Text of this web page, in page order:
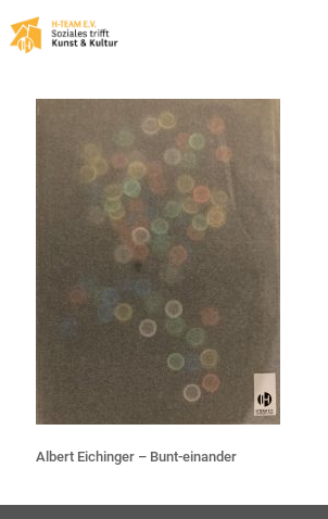
Albert Eichinger – Bunt-einander